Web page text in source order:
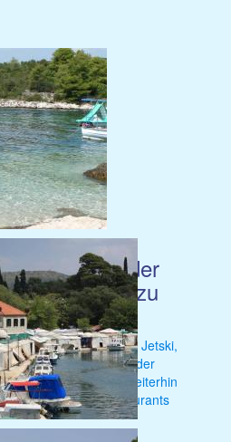
im Nordender
Minuten zu
wie Wasserski, Jetski,
Highlights wird der
geboten. Weiterhin
sowie Restaurants